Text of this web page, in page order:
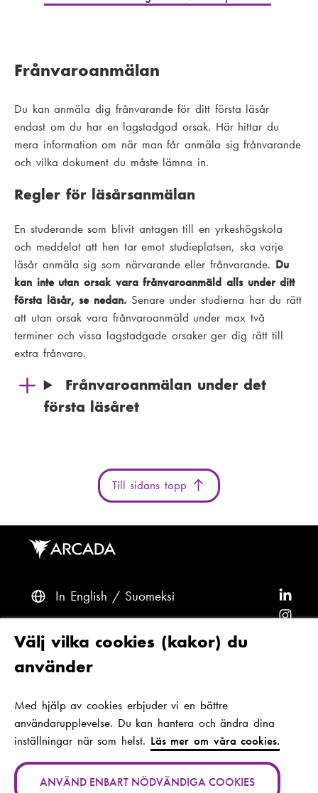
Välj vilka cookies (kakor) du
använder
Med hjälp av cookies erbjuder vi en bättre
användarupplevelse. Du kan hantera och ändra dina
inställningar när som helst. Läs mer om våra cookies.
ANVÄND ENBART NÖDVÄNDIGA COOKIES
Frånvaroanmälan
Du kan anmäla dig frånvarande för ditt första läsår
endast om du har en lagstadgad orsak. Här hittar du
mera information om när man får anmäla sig frånvarande
och vilka dokument du måste lämna in.
Regler för läsårsanmälan
En studerande som blivit antagen till en yrkeshögskola
och meddelat att hen tar emot studieplatsen, ska varje
läsår anmäla sig som närvarande eller frånvarande. Du
kan inte utan orsak vara frånvaroanmäld alls under ditt
första läsår, se nedan. Senare under studierna har du rätt
att utan orsak vara frånvaroanmäld under max två
terminer och vissa lagstadgade orsaker ger dig rätt till
extra frånvaro.
Frånvaroanmälan under det
första läsåret
Till sidans topp
In English Suomeksi
Frågor? Kontakta oss
Tillgänglighet och dataskydd
Tema
ö
F
Jan-Magnus Janssons plats 1
00560 Helsingfors